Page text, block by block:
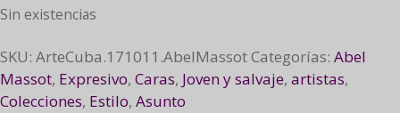
Sin existencias
SKU: ArteCuba.171011.AbelMassotCategorías: Abel
Massot, Expresivo, Caras, Joven y salvaje, artistas,
Colecciones, Estilo, Asunto